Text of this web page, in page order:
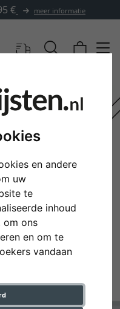
en andere
uw
te
inhoud
om ons
en om te
vandaan
€ meer informatie